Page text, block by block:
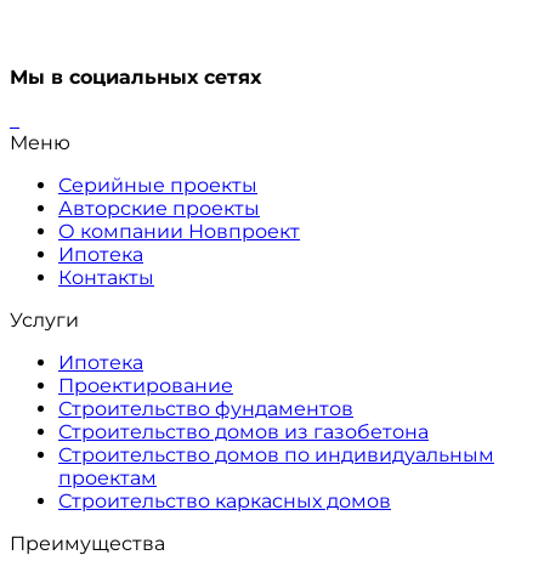
Мы в социальных сетях
Меню
Серийные проекты
Авторские проекты
О компании Новпроект
Ипотека
Контакты
Услуги
Ипотека
Проектирование
Строительство фундаментов
Строительство домов из газобетона
Строительство домов по индивидуальным
проектам
Строительство каркасных домов
Преимущества